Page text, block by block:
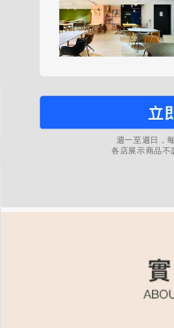
週一至週日，
各店展示商品不